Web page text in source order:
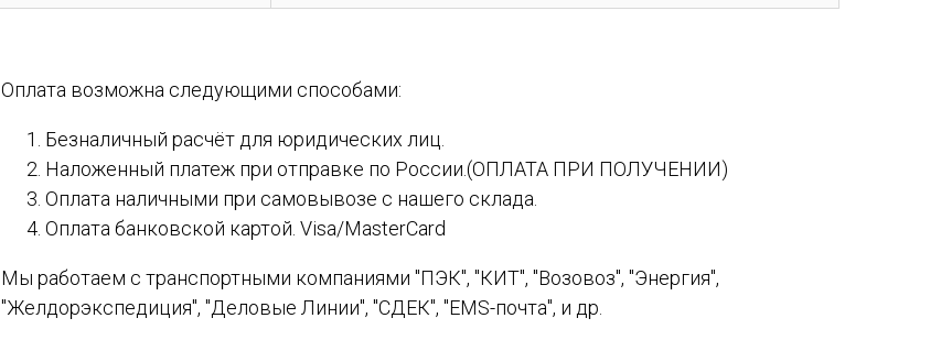
Оплата возможна следующими способами:
Безналичный расчёт для юридических лиц.
Наложенный платеж при отправке по России.(ОПЛАТА ПРИ ПОЛУЧЕНИИ)
Оплата наличными при самовывозе с нашего склада.
Оплата банковской картой. Visa/MasterCard
Мы работаем с транспортными компаниями "ПЭК", "КИТ", "Возовоз", "Энергия",
"Желдорэкспедиция", "Деловые Линии", "СДЕК", "EMS-почта", и др.